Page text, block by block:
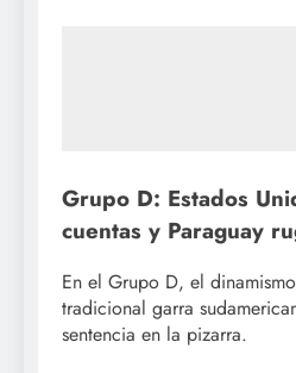
Grupo D: Estados
cuentas y Paraguay
En el Grupo D, el
tradicional garra
sentencia en la pizarra.